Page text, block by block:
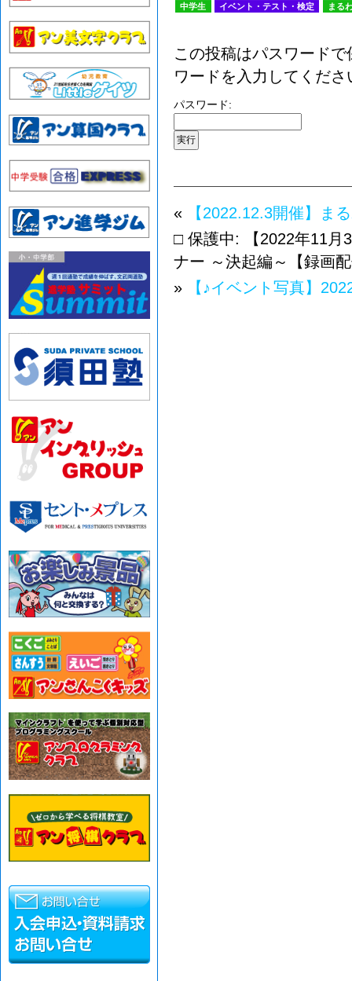
中学生 イベント・テスト・検定 まる
この投稿はパスワード
ワードを入力してくださ
パスワード:
«
【2022.12.3開催】ま
□ 保護中: 【2022年11月
ナー ～決起編～【録画
»
【♪イベント写真】